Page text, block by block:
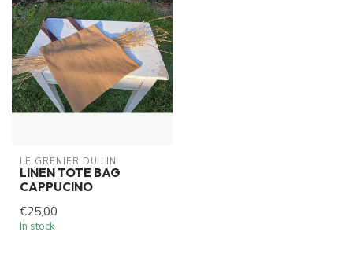
LE GRENIER DU LIN
LINEN TOTE BAG
CAPPUCINO
€25,00
In stock